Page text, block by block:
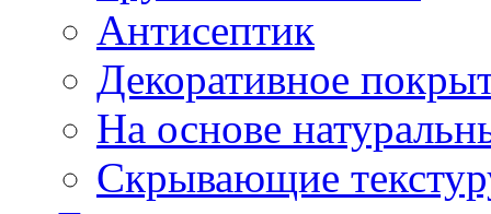
Антисептик
Декоративное
На основе
Скрывающие